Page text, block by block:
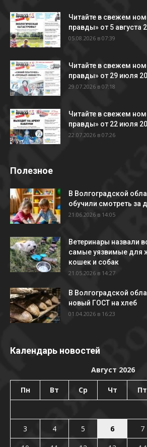
Читайте в свежем
правды» от 5 августа
05.08.2026 в 07:39
Читайте в свежем
правды» от 29 июля
29.07.2026 в 07:18
Читайте в свежем
правды» от 22 июля
22.07.2026 в 07:26
Полезное
В Волгоградской
обучили смотреть за
21.06.2026 в 14:05
Ветеринары назвали
самые уязвимые для
кошек и собак
21.05.2026 в 14:27
В Волгоградской
новый ГОСТ на хлеб
01.04.2026 в 16:23
Календарь новостей
Август 2026
Пн Вт Ср Чт Пт
3
4 5 6 7